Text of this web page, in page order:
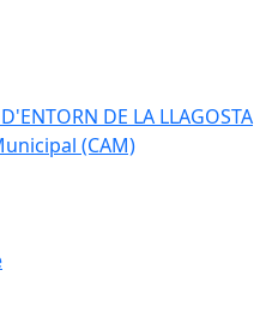
DE LA LLAGOSTA
(CAM)